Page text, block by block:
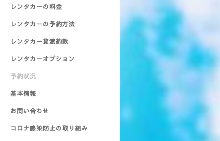
レンタカーの料金
レンタカーの予約方法
レンタカー貸渡約款
レンタカーオプション
予約状況
基本情報
お問い合わせ
コロナ感染防止の取り組み